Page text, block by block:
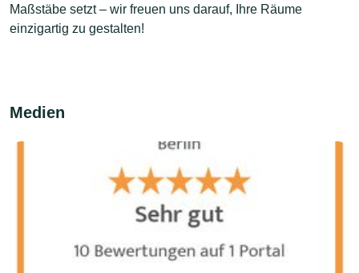
Maßstäbe setzt – wir freuen uns darauf, Ihre Räume
einzigartig zu gestalten!
Medien